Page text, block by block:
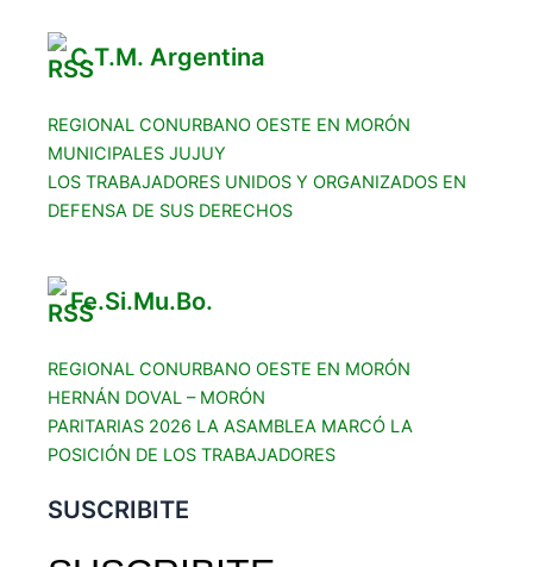
C.T.M. Argentina
REGIONAL CONURBANO OESTE EN MORÓN
MUNICIPALES JUJUY
LOS TRABAJADORES UNIDOS Y ORGANIZADOS EN
DEFENSA DE SUS DERECHOS
Fe.Si.Mu.Bo.
REGIONAL CONURBANO OESTE EN MORÓN
HERNÁN DOVAL – MORÓN
PARITARIAS 2026 LA ASAMBLEA MARCÓ LA
POSICIÓN DE LOS TRABAJADORES
SUSCRIBITE